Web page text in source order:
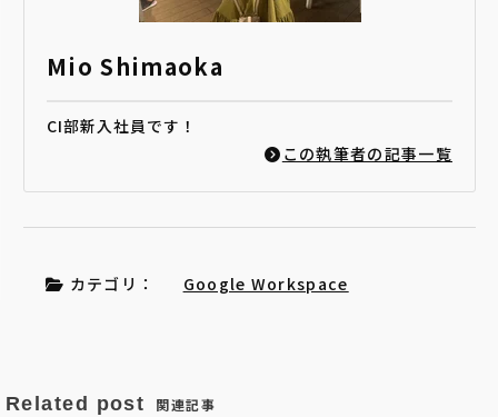
Mio Shimaoka
CI部新入社員です！
この執筆者の記事一覧
カテゴリ： Google Workspace
Related post 関連記事